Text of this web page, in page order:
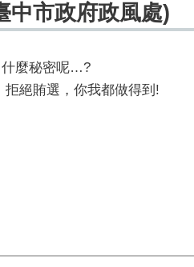
中市政府政風處)
什麼秘密呢…?
絕賄選，你我都做得到!